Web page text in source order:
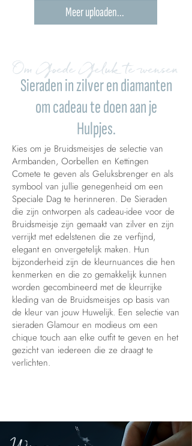
Meer uploaden...
Om Goede Geluk te wensen
Sieraden in zilver en diamanten
om cadeau te doen aan je
Hulpjes.
Kies om je Bruidsmeisjes de selectie van
Armbanden, Oorbellen en Kettingen
Comete te geven als Geluksbrenger en als
symbool van jullie genegenheid om een
Speciale Dag te herinneren. De Sieraden
die zijn ontworpen als cadeau-idee voor de
Bruidsmeisje zijn gemaakt van zilver en zijn
verrijkt met edelstenen die ze verfijnd,
elegant en onvergetelijk maken. Hun
bijzonderheid zijn de kleurnuances die hen
kenmerken en die zo gemakkelijk kunnen
worden gecombineerd met de kleurrijke
kleding van de Bruidsmeisjes op basis van
de kleur van jouw Huwelijk. Een selectie van
sieraden Glamour en modieus om een
chique touch aan elke outfit te geven en het
gezicht van iedereen die ze draagt te
verlichten.